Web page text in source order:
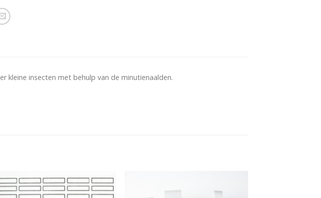
kleine insecten met behulp van de minutienaalden.